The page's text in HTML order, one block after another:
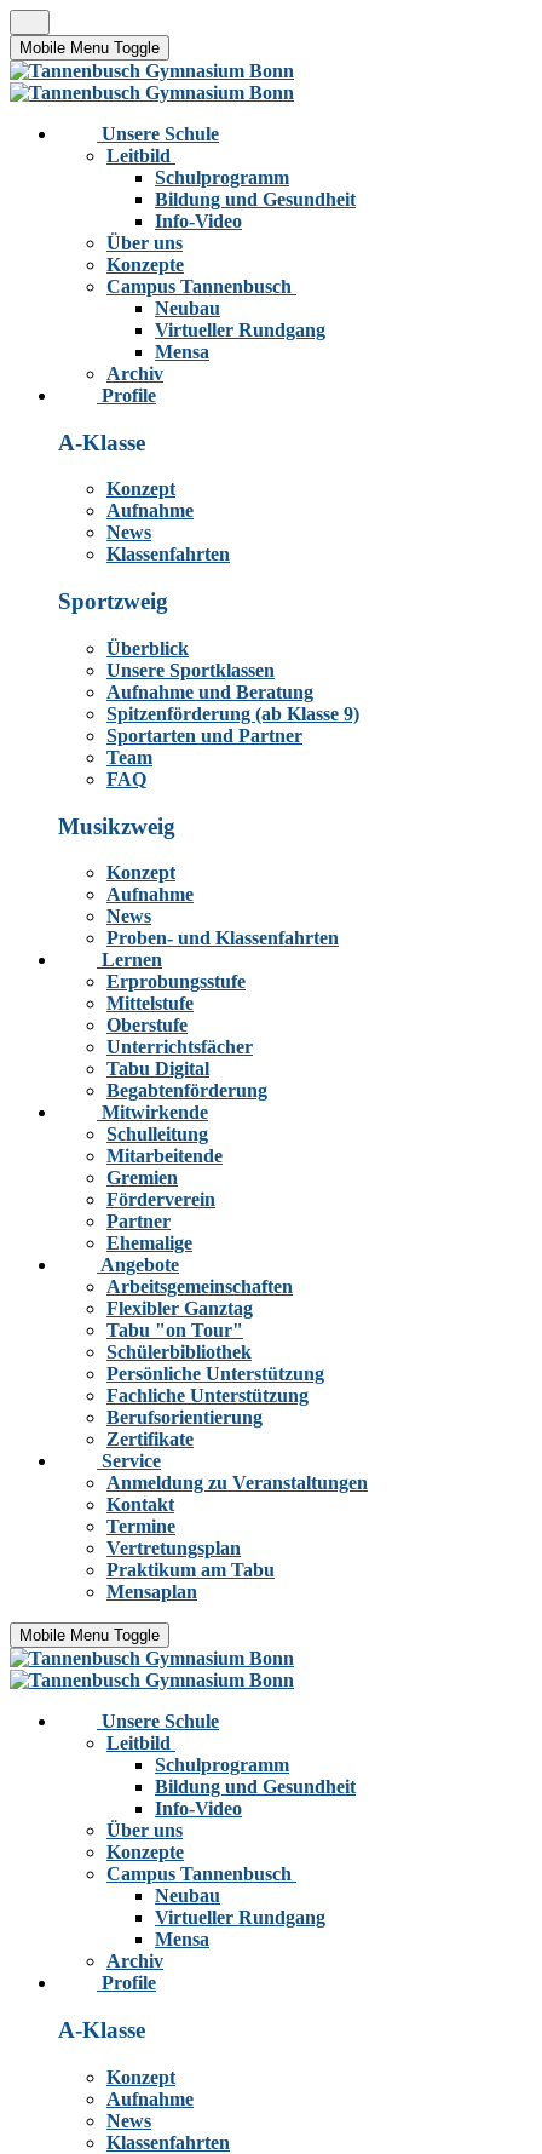
Mobile Menu Toggle
Unsere Schule
Leitbild
Schulprogramm
Bildung und Gesundheit
Info-Video
Über uns
Konzepte
Campus Tannenbusch
Neubau
Virtueller Rundgang
Mensa
Archiv
Profile
A-Klasse
Konzept
Aufnahme
News
Klassenfahrten
Sportzweig
Überblick
Unsere Sportklassen
Aufnahme und Beratung
Spitzenförderung (ab Klasse 9)
Sportarten und Partner
Team
FAQ
Musikzweig
Konzept
Aufnahme
News
Proben- und Klassenfahrten
Lernen
Erprobungsstufe
Mittelstufe
Oberstufe
Unterrichtsfächer
Tabu Digital
Begabtenförderung
Mitwirkende
Schulleitung
Mitarbeitende
Gremien
Förderverein
Partner
Ehemalige
Angebote
Arbeitsgemeinschaften
Flexibler Ganztag
Tabu "on Tour"
Schülerbibliothek
Persönliche Unterstützung
Fachliche Unterstützung
Berufsorientierung
Zertifikate
Service
Anmeldung zu Veranstaltungen
Kontakt
Termine
Vertretungsplan
Praktikum am Tabu
Mensaplan
Mobile Menu Toggle
Unsere Schule
Leitbild
Schulprogramm
Bildung und Gesundheit
Info-Video
Über uns
Konzepte
Campus Tannenbusch
Neubau
Virtueller Rundgang
Mensa
Archiv
Profile
A-Klasse
Konzept
Aufnahme
News
Klassenfahrten